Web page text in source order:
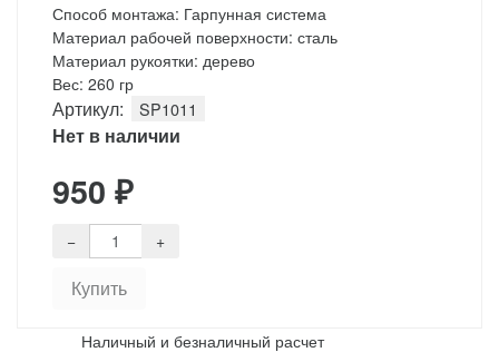
Способ монтажа: Гарпунная система
Материал рабочей поверхности: сталь
Материал рукоятки: дерево
Вес: 260 гр
Артикул: SP1011
Нет в наличии
950 ₽
Наличный и безналичный расчет